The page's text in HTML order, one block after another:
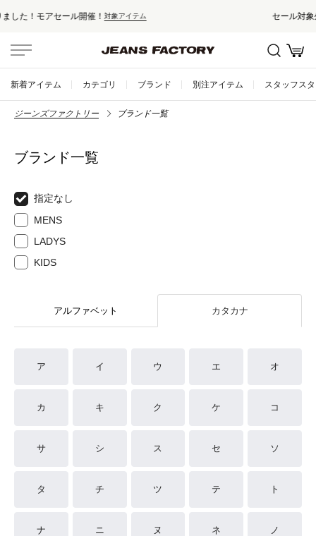
セール対象外アイテムは10%ポイント還元！
新着アイテム カテゴリ ブランド 別注アイテム スタッフス
ジーンズファクトリー ブランド一覧
ブランド一覧
指定なし
MENS
LADYS
KIDS
アルファベット カタカナ
ア イ ウ エ オ
カ キ ク ケ コ
サ シ ス セ ソ
タ チ ツ テ ト
ナ ニ ヌ ネ ノ